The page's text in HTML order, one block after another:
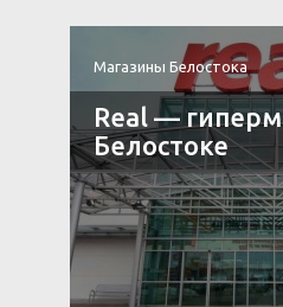
Магазины Белостока
Real —
Белостоке